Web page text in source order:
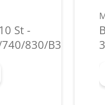
St -
830/B35/P36i/